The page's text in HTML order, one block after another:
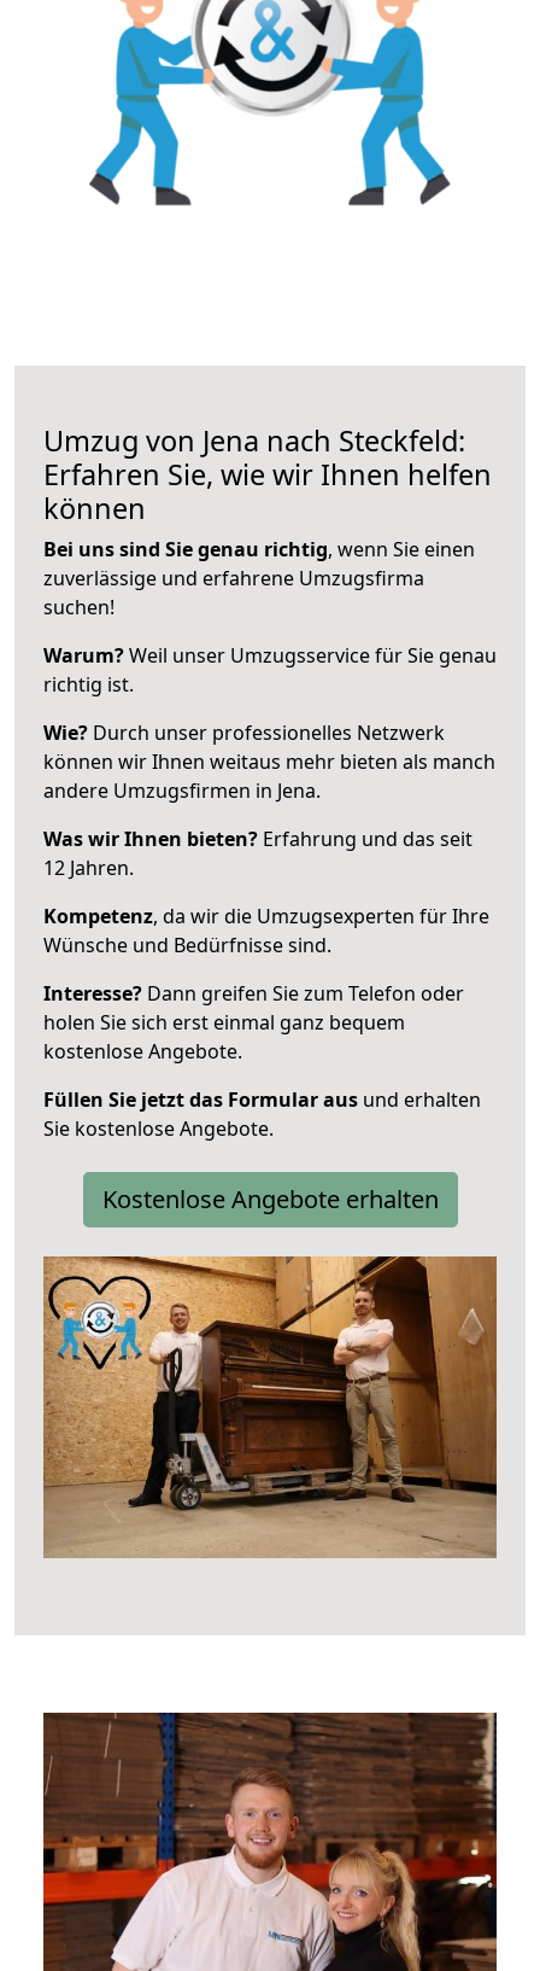
Umzug von Jena nach Steckfeld:
Erfahren Sie, wie wir Ihnen helfen
können
Bei uns sind Sie genau richtig, wenn Sie einen
zuverlässige und erfahrene Umzugsfirma
suchen!
Warum?Weil unser Umzugsservice für Sie genau
richtig ist.
Wie? Durch unser professionelles Netzwerk
können wir Ihnen weitaus mehr bieten als manch
andere Umzugsfirmen in Jena.
Was wir Ihnen bieten? Erfahrung und das seit
12 Jahren.
Kompetenz, da wir die Umzugsexperten für Ihre
Wünsche und Bedürfnisse sind.
Interesse? Dann greifen Sie zum Telefon oder
holen Sie sich erst einmal ganz bequem
kostenlose Angebote.
Füllen Sie jetzt das Formular aus und erhalten
Sie kostenlose Angebote.
Kostenlose Angebote erhalten